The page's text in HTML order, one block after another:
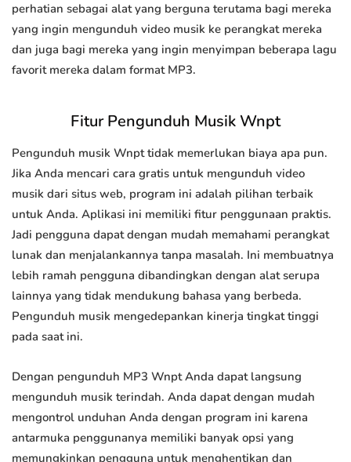
perhatian sebagai alat yang berguna terutama bagi mereka
yang ingin mengunduh video musik ke perangkat mereka
dan juga bagi mereka yang ingin menyimpan beberapa lagu
favorit mereka dalam format MP3.
Fitur Pengunduh Musik Wnpt
Pengunduh musik Wnpt tidak memerlukan biaya apa pun.
Jika Anda mencari cara gratis untuk mengunduh video
musik dari situs web, program ini adalah pilihan terbaik
untuk Anda. Aplikasi ini memiliki fitur penggunaan praktis.
Jadi pengguna dapat dengan mudah memahami perangkat
lunak dan menjalankannya tanpa masalah. Ini membuatnya
lebih ramah pengguna dibandingkan dengan alat serupa
lainnya yang tidak mendukung bahasa yang berbeda.
Pengunduh musik mengedepankan kinerja tingkat tinggi
pada saat ini.
Dengan pengunduh MP3 Wnpt Anda dapat langsung
mengunduh musik terindah. Anda dapat dengan mudah
mengontrol unduhan Anda dengan program ini karena
antarmuka penggunanya memiliki banyak opsi yang
memungkinkan pengguna untuk menghentikan dan